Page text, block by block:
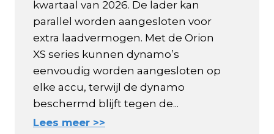
kwartaal van 2026. De lader kan
parallel worden aangesloten voor
extra laadvermogen. Met de Orion
XS series kunnen dynamo’s
eenvoudig worden aangesloten op
elke accu, terwijl de dynamo
beschermd blijft tegen de...
Lees meer >>